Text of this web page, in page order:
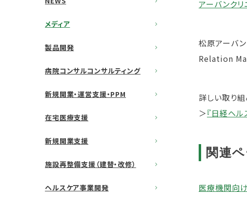
メディア
製品開発
病院コンサルコンサルティング
新規開業・運営支援・PPM
在宅医療支援
新規開業支援
施設再整備支援（建替・改修）
ヘルスケア事業開発
アーバンクリ
松原アーバ
Relation
詳しい取り組
＞『日経ヘ
関連
医療機関向